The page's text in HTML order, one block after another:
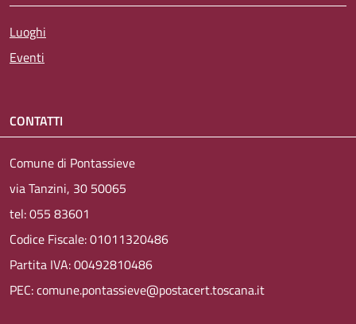
Luoghi
Eventi
CONTATTI
Comune di Pontassieve
via Tanzini, 30 50065
tel: 055 83601
Codice Fiscale: 01011320486
Partita IVA: 00492810486
PEC: comune.pontassieve@postacert.toscana.it